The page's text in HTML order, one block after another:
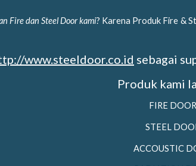
Fire dan Steel Door kami? Karena Produk Fire &
www.steeldoor.co.id sebagai
Produk kami
FIRE DOOR
STEEL
ACCOUSTIC